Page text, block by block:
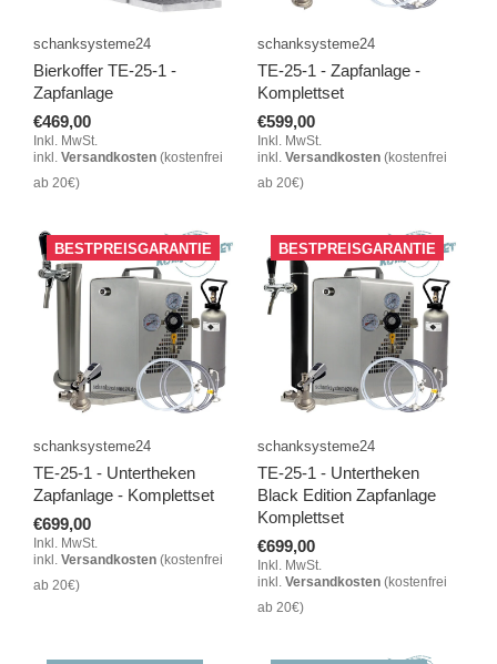
schanksysteme24
Bierkoffer TE-25-1 -
Zapfanlage
€469,00
Inkl. MwSt.
inkl. Versandkosten (kostenfrei
ab 20€)
schanksysteme24
TE-25-1 - Zapfanlage -
Komplettset
€599,00
Inkl. MwSt.
inkl. Versandkosten(kostenfrei
ab 20€)
BESTPREISGARANTIE
schanksysteme24
TE-25-1 - Untertheken
Zapfanlage - Komplettset
€699,00
Inkl. MwSt.
inkl. Versandkosten (kostenfrei
ab 20€)
BESTPREISGARANTIE
schanksysteme24
TE-25-1 - Untertheken
Black Edition Zapfanlage
Komplettset
€699,00
Inkl. MwSt.
inkl. Versandkosten(kostenfrei
ab 20€)